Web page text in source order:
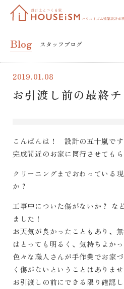
Blog スタッフブログ
2019.01.08
お引渡し前の最終チ
こんばんは！ 設計の五十嵐で
完成間近のお家に同行させても
クリーニングまでおわっている
か？
工事中についた傷がないか？ な
ました！
お天気が良かったこともあり、
はとっても明るく、気持ちよか
色々な職人さんが手作業でお家
く傷がないということはありませ
お引渡しの前にできる限り確認